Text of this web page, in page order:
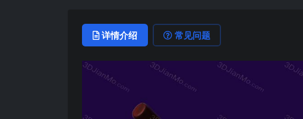
详情介绍 常见问题